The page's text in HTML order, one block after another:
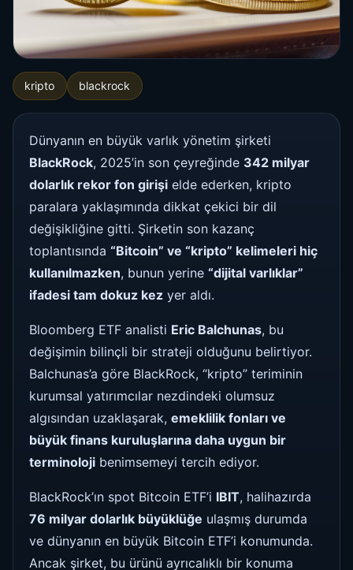
kripto blackrock
Dünyanın en büyük varlık yönetim şirketi
BlackRock, 2025’in son çeyreğinde 342 milyar
dolarlık rekor fon girişi elde ederken, kripto
paralara yaklaşımında dikkat çekici bir dil
değişikliğine gitti. Şirketin son kazanç
toplantısında “Bitcoin” ve “kripto” kelimeleri hiç
kullanılmazken, bunun yerine “dijital varlıklar”
ifadesi tam dokuz kez yer aldı.
Bloomberg ETF analisti Eric Balchunas, bu
değişimin bilinçli bir strateji olduğunu belirtiyor.
Balchunas’a göre BlackRock, “kripto” teriminin
kurumsal yatırımcılar nezdindeki olumsuz
algısından uzaklaşarak, emeklilik fonları ve
büyük finans kuruluşlarına daha uygun bir
terminoloji benimsemeyi tercih ediyor.
BlackRock’ın spot Bitcoin ETF’i IBIT, halihazırda
76 milyar dolarlık büyüklüğe ulaşmış durumda
ve dünyanın en büyük Bitcoin ETF’i konumunda.
Ancak şirket, bu ürünü ayrıcalıklı bir konuma